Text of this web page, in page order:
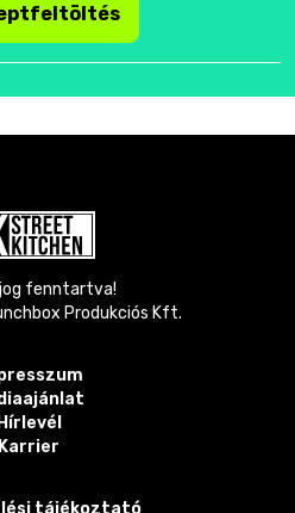
fenntartva!
Produkciós Kft.
Karrier